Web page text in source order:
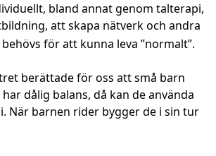
bland annat genom talterapi,
att skapa nätverk och andra
för att kunna leva ”normalt”.
berättade för oss att små barn
dålig balans, då kan de använda
När barnen rider bygger de i sin tur